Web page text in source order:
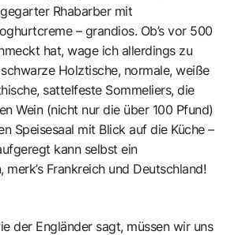
gegarter Rhabarber mit
– grandios. Ob’s vor 500
hat, wage ich allerdings zu
Holztische, normale, weiße
sattelfeste Sommeliers, die
Wein (nicht nur die über 100 Pfund)
Speisesaal mit Blick auf die Küche –
kann selbst ein
merk’s Frankreich und Deutschland!
der Engländer sagt, müssen wir uns